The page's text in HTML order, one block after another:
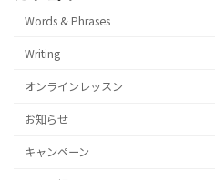
Words & Phrases
Writing
オンラインレッスン
お知らせ
キャンペーン